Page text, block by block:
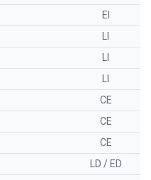
EI
CE
CE
CE
LD / ED